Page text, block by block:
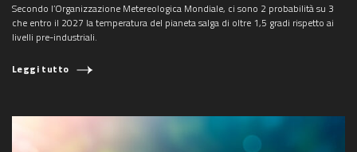
Secondo l’Organizzazione Metereologica Mondiale, ci sono 2 probabilità su 3
che entro il 2027 la temperatura del pianeta salga di oltre 1,5 gradi rispetto ai
livelli pre-industriali.
Leggi tutto